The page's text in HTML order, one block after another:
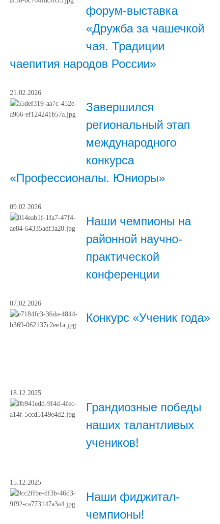
форум-выставка
«Дружба за чашечкой
чая. Традиции
чаепития народов России»
21.02.2026
Завершился
региональный этап
международного
конкурса
«Профессионалы. Юниоры»
09.02.2026
Наши чемпионы на
районной научно-
практической
конференции
07.02.2026
Конкурс «Ученик года»
18.12.2025
Грандиозные победы
наших талантливых
учеников!
15.12.2025
Наши фиджитал-
чемпионы!